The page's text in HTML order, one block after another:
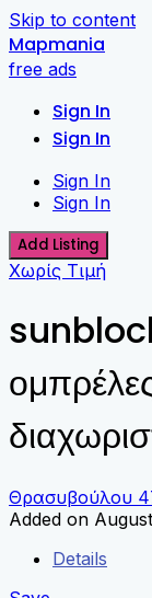
Skip to content
Mapmania
free ads
Sign In
Sign In
Sign In
Sign In
Add Listing
Χωρίς Τιμή
Θρασυβούλου
Added on August
Details